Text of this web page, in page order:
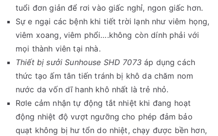
tuổi đơn giản để rơi vào giấc nghỉ, ngon giấc hơn.
Sự e ngại các bệnh khi tiết trời lạnh như viêm họng,
viêm xoang, viêm phổi….không còn dính phải với
mọi thành viên tại nhà.
Thiết bị sưởi Sunhouse SHD 7073áp dụng cách
thức tạo ấm tân tiến tránh bị khô da chăm nom
nước da vốn dĩ hanh khô nhất là trẻ nhỏ.
Rơle cảm nhận tự động tắt nhiệt khi đang hoạt
động nhiệt độ vượt ngưỡng cho phép đảm bảo
quạt không bị hư tổn do nhiệt, chạy được bền hơn,